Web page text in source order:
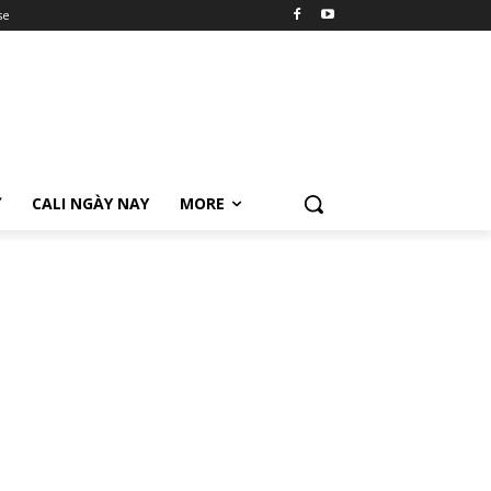
CALI NGÀY NAY MORE